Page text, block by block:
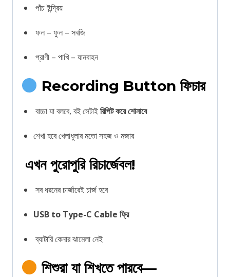
পাঁচ ইন্দ্রিয়
ফল – ফুল – সবজি
প্রাণী – পাখি – যানবাহন
Recording Button ফিচার
বাচ্চা যা বলবে, বই সেটাইরিপিট করে শোনাবে
শেখা হবে খেলাধুলার মতো সহজ ও মজার
এখন পুরোপুরি রিচার্জেবল!
সব ধরনের চার্জারেই চার্জ হবে
USB to Type-C Cable ফ্রি
ব্যাটারি কেনার ঝামেলা নেই
শিশুরা যা শিখতে পারবে—